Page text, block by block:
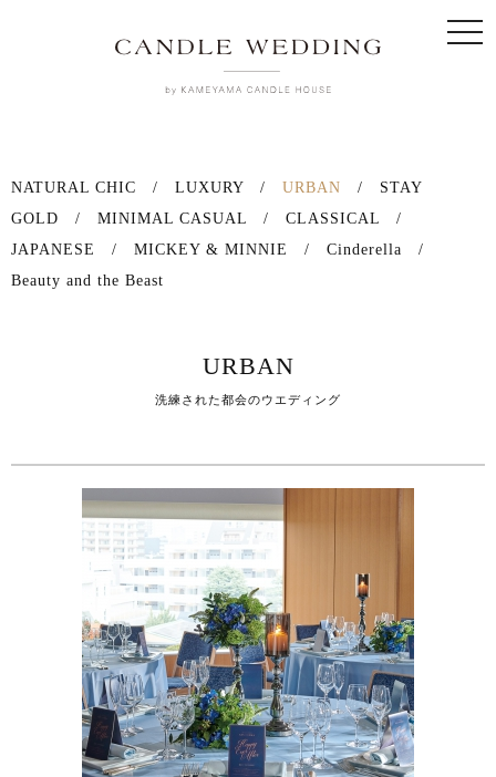
NATURAL CHIC / LUXURY / URBAN / STAY
GOLD / MINIMAL CASUAL / CLASSICAL /
JAPANESE
/ MICKEY & MINNIE / Cinderella /
Beauty and the Beast
URBAN
洗練された都会のウエディング